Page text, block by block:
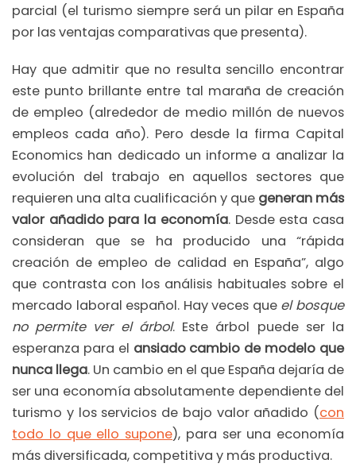
parcial (el turismo siempre será un pilar en España
por las ventajas comparativas que presenta).
Hay que admitir que no resulta sencillo encontrar
este punto brillante entre tal maraña de creación
de empleo (alrededor de medio millón de nuevos
empleos cada año). Pero desde la firma Capital
Economics han dedicado un informe a analizar la
evolución del trabajo en aquellos sectores que
requieren una alta cualificación y que generan más
valor añadido para la economía. Desde esta casa
consideran que se ha producido una “rápida
creación de empleo de calidad en España”, algo
que contrasta con los análisis habituales sobre el
mercado laboral español. Hay veces que el bosque
no permite ver el árbol. Este árbol puede ser la
esperanza para el ansiado cambio de modelo que
nunca llega. Un cambio en el que España dejaría de
ser una economía absolutamente dependiente del
turismo y los servicios de bajo valor añadido (con
todo lo que ello supone), para ser una economía
más diversificada, competitiva y más productiva.